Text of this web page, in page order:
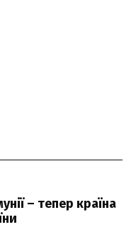
– тепер країна